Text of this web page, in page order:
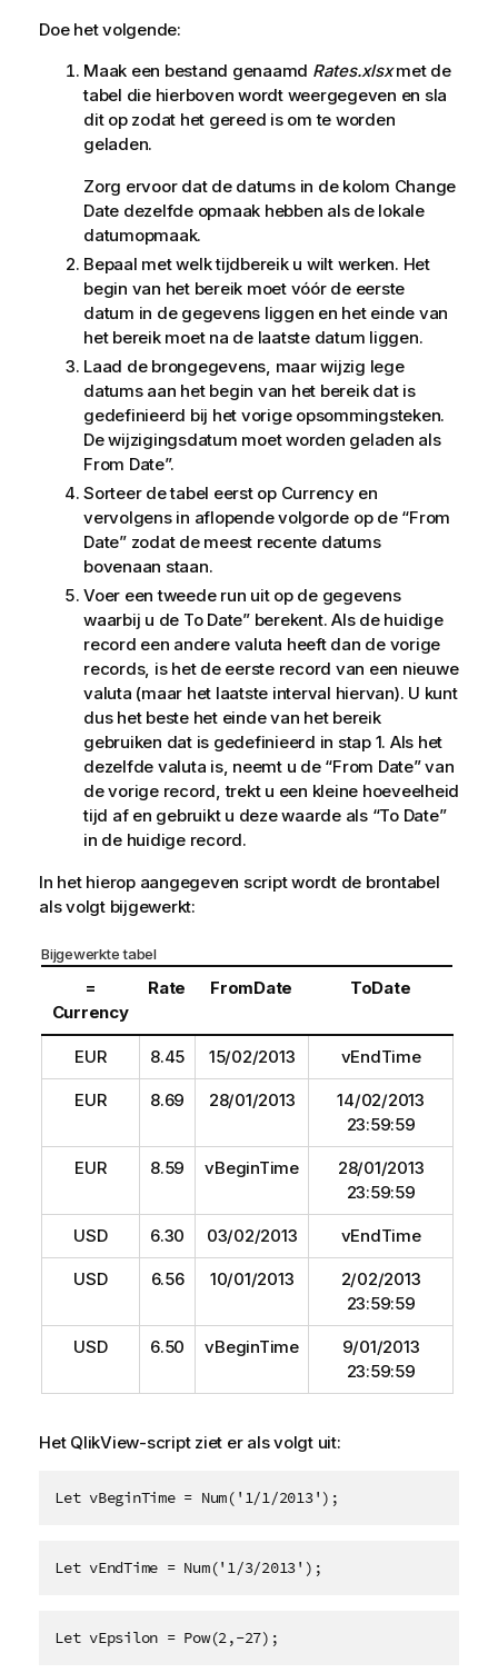
Doe het volgende:
Maak een bestand genaamd Rates.xlsxmet de
tabel die hierboven wordt weergegeven en sla
dit op zodat het gereed is om te worden
geladen.
Zorg ervoor dat de datums in de kolom Change
Date dezelfde opmaak hebben als de lokale
datumopmaak.
Bepaal met welk tijdbereik u wilt werken. Het
begin van het bereik moet vóór de eerste
datum in de gegevens liggen en het einde van
het bereik moet na de laatste datum liggen.
Laad de brongegevens, maar wijzig lege
datums aan het begin van het bereik dat is
gedefinieerd bij het vorige opsommingsteken.
De wijzigingsdatum moet worden geladen als
From Date”.
Sorteer de tabel eerst op Currencyen
vervolgens in aflopende volgorde op de “From
Date” zodat de meest recente datums
bovenaan staan.
Voer een tweede run uit op de gegevens
waarbij u de To Date” berekent. Als de huidige
record een andere valuta heeft dan de vorige
records, is het de eerste record van een nieuwe
valuta (maar het laatste interval hiervan). U kunt
dus het beste het einde van het bereik
gebruiken dat is gedefinieerd in stap 1. Als het
dezelfde valuta is, neemt u de “From Date” van
de vorige record, trekt u een kleine hoeveelheid
tijd af en gebruikt u deze waarde als “To Date”
in de huidige record.
In het hierop aangegeven script wordt de brontabel
als volgt bijgewerkt:
Bijgewerkte tabel
=
Currency
Rate FromDate ToDate
EUR 8.45 15/02/2013 vEndTime
EUR 8.69 28/01/2013
14/02/2013
23:59:59
EUR 8.59 vBeginTime
28/01/2013
23:59:59
USD 6.30 03/02/2013 vEndTime
USD 6.56 10/01/2013
2/02/2013
23:59:59
USD 6.50 vBeginTime
9/01/2013
23:59:59
Het QlikView-script ziet er als volgt uit:
Let vBeginTime = Num('1/1/2013');
Let vEndTime = Num('1/3/2013');
Let vEpsilon = Pow(2,-27);